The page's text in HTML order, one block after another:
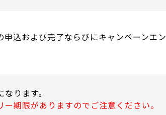
込および完了ならびにキャンペーンエン
ります。
期限がありますのでご注意ください。